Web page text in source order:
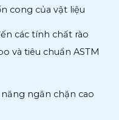
cong của vật liệu
các tính chất rào
và tiêu chuẩn ASTM
ngăn chặn cao